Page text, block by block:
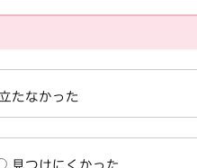
たなかった
見つけにくかった